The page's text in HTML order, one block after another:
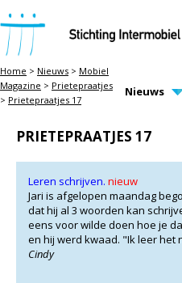
STICHTING INTERMOBIEL
MAIN
Nieuws
Home > Nieuws > Mobiel
Magazine > Prietepraatjes
> Prietepraatjes 17
PRIETEPRAATJES 17
Leren schrijven. nieuw
Jari is afgelopen maandag
dat hij al 3 woorden kan
eens voor wilde doen hoe je
en hij werd kwaad. "Ik leer het
Cindy